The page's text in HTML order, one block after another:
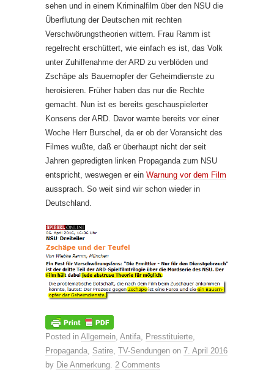
sehen und in einem Kriminalfilm über den NSU die
Überflutung der Deutschen mit rechten
Verschwörungstheorien wittern. Frau Ramm ist
regelrecht erschüttert, wie einfach es ist, das Volk
unter Zuhilfenahme der ARD zu verblöden und
Zschäpe als Bauernopfer der Geheimdienste zu
heroisieren. Früher haben das nur die Rechte
gemacht. Nun ist es bereits geschauspielerter
Konsens der ARD. Davor warnte bereits vor einer
Woche Herr Burschel, da er ob der Voransicht des
Filmes wußte, daß er überhaupt nicht der seit
Jahren gepredigten linken Propaganda zum NSU
entspricht, weswegen er ein Warnung vor dem Film
aussprach. So weit sind wir schon wieder in
Deutschland.
Posted in Allgemein Antifa Presstituierte
Propaganda Satire TV-Sendungen on 7. April 2016
by Die Anmerkung 2 Comments